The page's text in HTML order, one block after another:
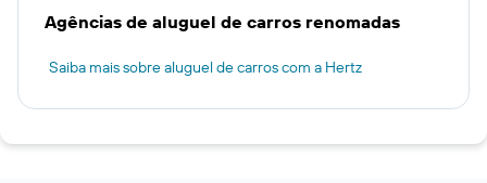
Agências de aluguel de carros renomadas
Saiba mais sobre aluguel de carros com a Hertz